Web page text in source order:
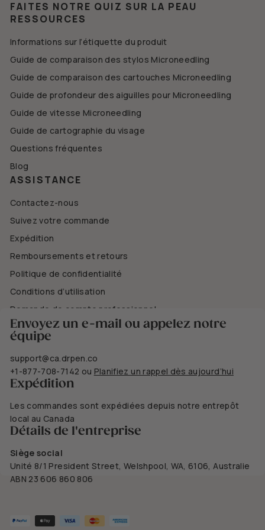
FAITES NOTRE QUIZ SUR LA PEAU
RESSOURCES
Informations sur l’étiquette du produit
Guide de comparaison des stylos Microneedling
Guide de comparaison des cartouches Microneedling
Guide de profondeur des aiguilles pour Microneedling
Guide de vitesse Microneedling
Guide de cartographie du visage
Questions fréquentes
Blog
ASSISTANCE
Contactez-nous
Suivez votre commande
Expédition
Remboursements et retours
Politique de confidentialité
Conditions d’utilisation
Demande de compte professionnel
Envoyez un e-mail ou appelez notre
équipe
support@ca.drpen.co
+1-877-708-7142 ou Planifiez un rappel dès aujourd’hui
Expédition
Les commandes sont expédiées depuis notre entrepôt
local au Canada
Détails de l'entreprise
Siège social
Unité 8/1 President Street, Welshpool, WA, 6106, Australie
ABN 23 606 860 806